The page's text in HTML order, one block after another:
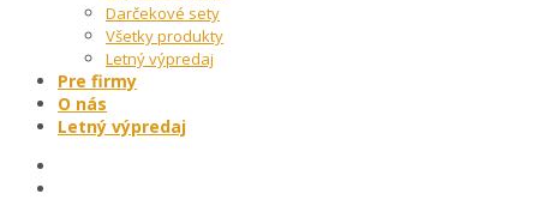
Darčekové sety
Všetky produkty
Letný výpredaj
Pre firmy
O nás
Letný výpredaj